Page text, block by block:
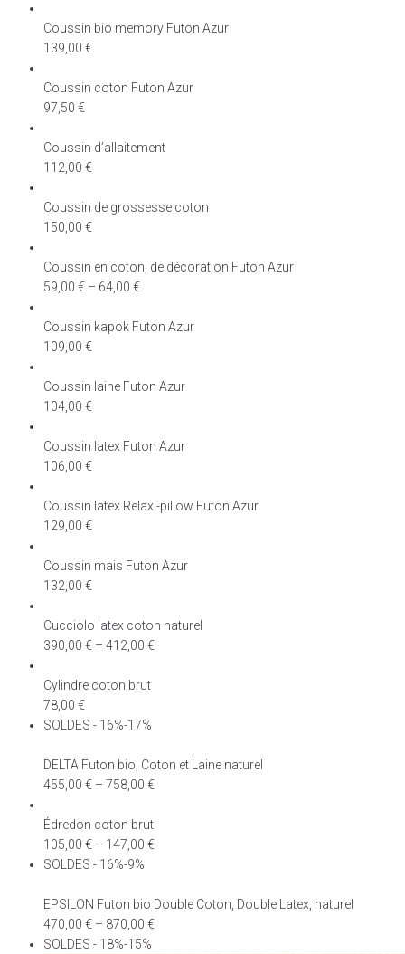
Coussin bio memory Futon Azur
139,00 €
Coussin coton Futon Azur
97,50 €
Coussin d’allaitement
112,00 €
Coussin de grossesse coton
150,00 €
Coussin en coton, de décoration Futon Azur
59,00 € – 64,00 €
Coussin kapok Futon Azur
109,00 €
Coussin laine Futon Azur
104,00 €
Coussin latex Futon Azur
106,00 €
Coussin latex Relax -pillow Futon Azur
129,00 €
Coussin mais Futon Azur
132,00 €
Cucciolo latex coton naturel
390,00 € – 412,00 €
Cylindre coton brut
78,00 €
SOLDES - 16%-17%
DELTA Futon bio, Coton et Laine naturel
455,00 € – 758,00 €
Édredon coton brut
105,00 € – 147,00 €
SOLDES - 16%-9%
EPSILON Futon bio Double Coton, Double Latex, naturel
470,00 € – 870,00 €
SOLDES - 18%-15%